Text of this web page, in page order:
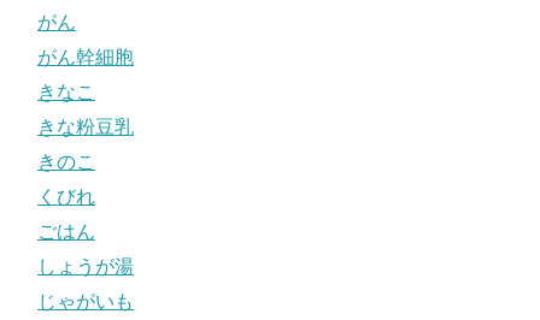
がん
がん幹細胞
きなこ
きな粉豆乳
きのこ
くびれ
ごはん
しょうが湯
じゃがいも